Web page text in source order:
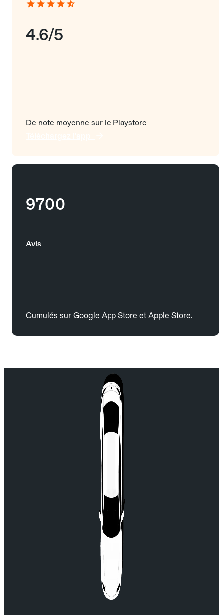
4.6/5
De note moyenne sur le Playstore
9700
Avis
Cumulés sur Google App Store et Apple Store.